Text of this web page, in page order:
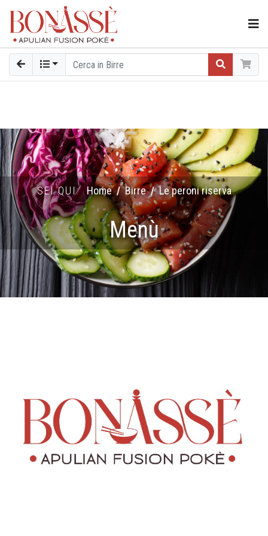
SEI QUI:Home Birre Le peroni riserva
Menù